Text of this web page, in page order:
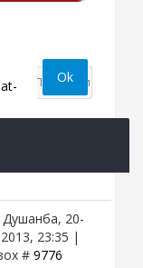
Душанба, 20-
23:35 |
# 9776